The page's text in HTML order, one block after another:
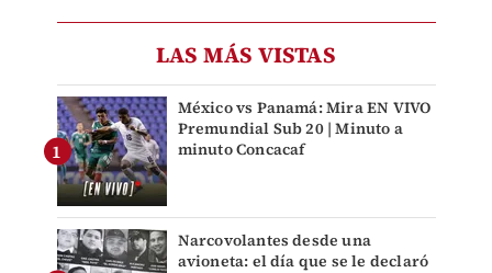
LAS MÁS VISTAS
México vs Panamá: Mira EN VIVO
Premundial Sub 20 | Minuto a
minuto Concacaf
Narcovolantes desde una
avioneta: el día que se le declaró